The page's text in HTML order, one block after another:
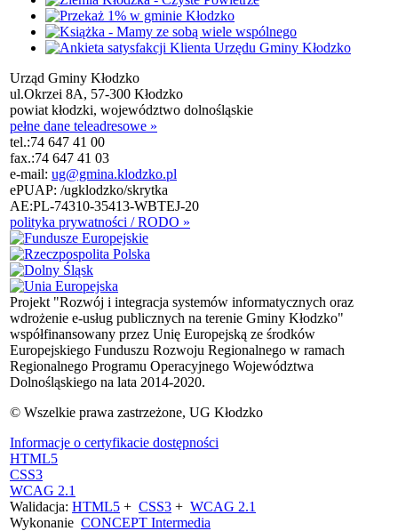
Urząd Gminy Kłodzko
ul.Okrzei 8A, 57-300 Kłodzko
powiat kłodzki, województwo dolnośląskie
pełne dane teleadresowe »
tel.:74 647 41 00
fax.:74 647 41 03
e-mail: ug@gmina.klodzko.pl
ePUAP: /ugklodzko/skrytka
AE:PL-74310-35413-WBTEJ-20
polityka prywatności / RODO »
Projekt "Rozwój i integracja systemów informatycznych oraz
wdrożenie e-usług publicznych na terenie Gminy Kłodzko"
współfinansowany przez Unię Europejską ze środków
Europejskiego Funduszu Rozwoju Regionalnego w ramach
Regionalnego Programu Operacyjnego Województwa
Dolnośląskiego na lata 2014-2020.
© Wszelkie prawa zastrzeżone, UG Kłodzko
Informacje o certyfikacie dostępności
HTML5
CSS3
WCAG 2.1
Walidacja: HTML5 + CSS3 + WCAG 2.1
Wykonanie CONCEPT Intermedia